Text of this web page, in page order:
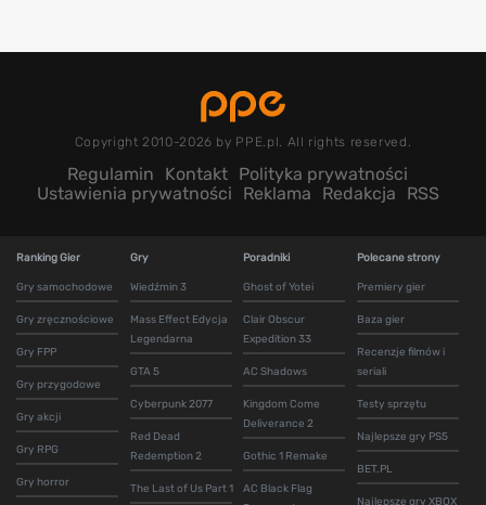
Copyright 2010-2026 by PPE.pl. All rights reserved.
Regulamin Kontakt Polityka prywatności
Ustawienia prywatności
Reklama Redakcja RSS
Ranking Gier
Gry samochodowe
Gry zręcznościowe
Gry FPP
Gry przygodowe
Gry akcji
Gry RPG
Gry horror
Gry
Wiedźmin 3
Mass Effect Edycja
Legendarna
GTA 5
Cyberpunk 2077
Red Dead
Redemption 2
The Last of Us Part 1
Poradniki
Ghost of Yotei
Clair Obscur
Expedition 33
AC Shadows
Kingdom Come
Deliverance 2
Gothic 1 Remake
AC Black Flag
Polecane strony
Premiery gier
Baza gier
Recenzje filmów i
seriali
Testy sprzętu
Najlepsze gry PS5
BET.PL
Najlepsze gry XBOX